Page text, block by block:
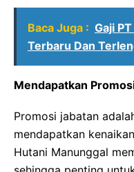
Baca Juga : Gaji
Terbaru Dan
Mendapatkan
Promosi jabatan
mendapatkan
Hutani Manunggal